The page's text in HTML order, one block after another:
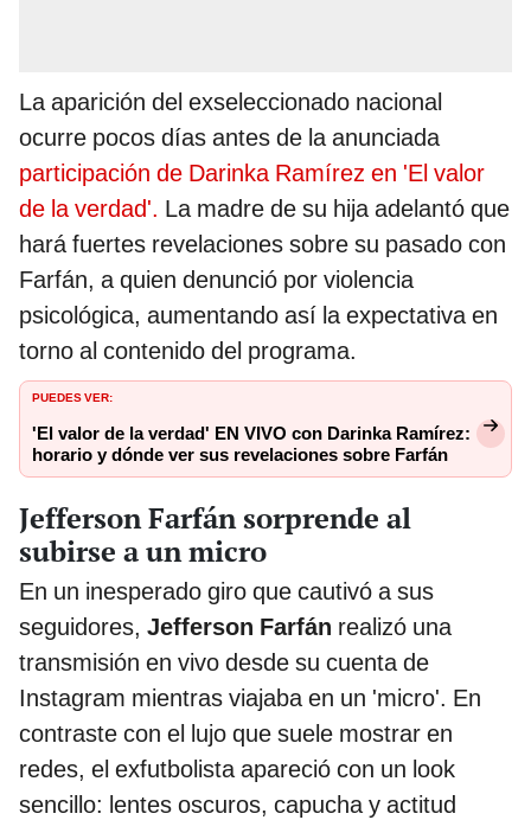
La aparición del exseleccionado nacional
ocurre pocos días antes de la anunciada
participación de Darinka Ramírez en 'El valor
de la verdad'. La madre de su hija adelantó que
hará fuertes revelaciones sobre su pasado con
Farfán, a quien denunció por violencia
psicológica, aumentando así la expectativa en
torno al contenido del programa.
PUEDES VER:
'El valor de la verdad' EN VIVO con Darinka Ramírez:
horario y dónde ver sus revelaciones sobre Farfán
Jefferson Farfán sorprende al
subirse a un micro
En un inesperado giro que cautivó a sus
seguidores, Jefferson Farfán realizó una
transmisión en vivo desde su cuenta de
Instagram mientras viajaba en un 'micro'. En
contraste con el lujo que suele mostrar en
redes, el exfutbolista apareció con un look
sencillo: lentes oscuros, capucha y actitud